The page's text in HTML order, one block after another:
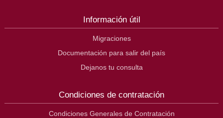
Información útil
Migraciones
Documentación para salir del país
Dejanos tu consulta
Condiciones de contratación
Condiciones Generales de Contratación